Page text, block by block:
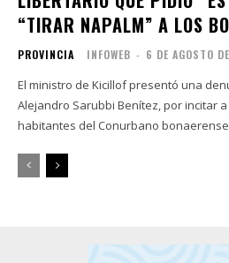
“TIRAR NAPALM” A LOS
PROVINCIA INFOWEB - 6 DE AGOSTO
El ministro de Kicillof presentó una
Alejandro Sarubbi Benítez, por incitar